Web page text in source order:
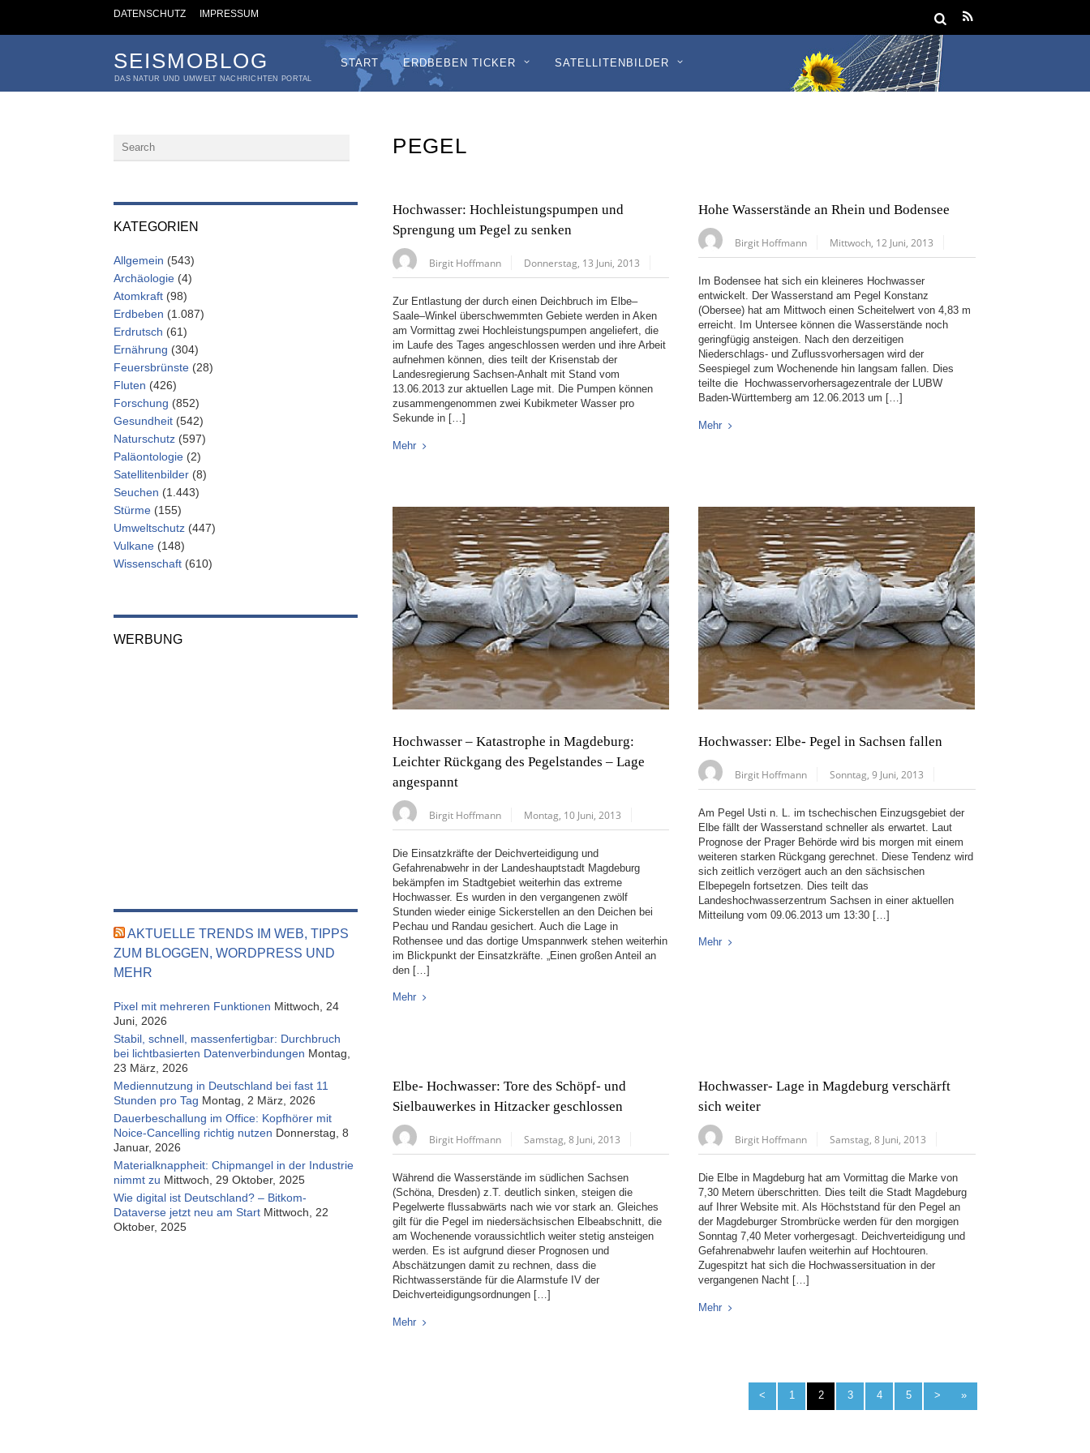
DATENSCHUTZ IMPRESSUM
SEISMOBLOG
DAS NATUR UND UMWELT NACHRICHTEN PORTAL
START ERDBEBEN TICKER SATELLITENBILDER
PEGEL
Hochwasser: Hochleistungspumpen und
Sprengung um Pegel zu senken
Birgit Hoffmann Donnerstag, 13 Juni, 2013
Zur Entlastung der durch einen Deichbruch im Elbe–
Saale–Winkel überschwemmten Gebiete werden in Aken
am Vormittag zwei Hochleistungspumpen angeliefert, die
im Laufe des Tages angeschlossen werden und ihre Arbeit
aufnehmen können, dies teilt der Krisenstab der
Landesregierung Sachsen-Anhalt mit Stand vom
13.06.2013 zur aktuellen Lage mit. Die Pumpen können
zusammengenommen zwei Kubikmeter Wasser pro
Sekunde in […]
Mehr
Hohe Wasserstände an Rhein und Bodensee
Birgit Hoffmann Mittwoch, 12 Juni, 2013
Im Bodensee hat sich ein kleineres Hochwasser
entwickelt. Der Wasserstand am Pegel Konstanz
(Obersee) hat am Mittwoch einen Scheitelwert von 4,83 m
erreicht. Im Untersee können die Wasserstände noch
geringfügig ansteigen. Nach den derzeitigen
Niederschlags- und Zuflussvorhersagen wird der
Seespiegel zum Wochenende hin langsam fallen. Dies
teilte die Hochwasservorhersagezentrale der LUBW
Baden-Württemberg am 12.06.2013 um […]
Mehr
Hochwasser – Katastrophe in Magdeburg:
Leichter Rückgang des Pegelstandes – Lage
angespannt
Birgit Hoffmann Montag, 10 Juni, 2013
Die Einsatzkräfte der Deichverteidigung und
Gefahrenabwehr in der Landeshauptstadt Magdeburg
bekämpfen im Stadtgebiet weiterhin das extreme
Hochwasser. Es wurden in den vergangenen zwölf
Stunden wieder einige Sickerstellen an den Deichen bei
Pechau und Randau gesichert. Auch die Lage in
Rothensee und das dortige Umspannwerk stehen weiterhin
im Blickpunkt der Einsatzkräfte. „Einen großen Anteil an
den […]
Mehr
Hochwasser: Elbe- Pegel in Sachsen fallen
Birgit Hoffmann Sonntag, 9 Juni, 2013
Am Pegel Usti n. L. im tschechischen Einzugsgebiet der
Elbe fällt der Wasserstand schneller als erwartet. Laut
Prognose der Prager Behörde wird bis morgen mit einem
weiteren starken Rückgang gerechnet. Diese Tendenz wird
sich zeitlich verzögert auch an den sächsischen
Elbepegeln fortsetzen. Dies teilt das
Landeshochwasserzentrum Sachsen in einer aktuellen
Mitteilung vom 09.06.2013 um 13:30 […]
Mehr
Elbe- Hochwasser: Tore des Schöpf- und
Sielbauwerkes in Hitzacker geschlossen
Birgit Hoffmann Samstag, 8 Juni, 2013
Während die Wasserstände im südlichen Sachsen
(Schöna, Dresden) z.T. deutlich sinken, steigen die
Pegelwerte flussabwärts nach wie vor stark an. Gleiches
gilt für die Pegel im niedersächsischen Elbeabschnitt, die
am Wochenende voraussichtlich weiter stetig ansteigen
werden. Es ist aufgrund dieser Prognosen und
Abschätzungen damit zu rechnen, dass die
Richtwasserstände für die Alarmstufe IV der
Deichverteidigungsordnungen […]
Mehr
Hochwasser- Lage in Magdeburg verschärft
sich weiter
Birgit Hoffmann Samstag, 8 Juni, 2013
Die Elbe in Magdeburg hat am Vormittag die Marke von
7,30 Metern überschritten. Dies teilt die Stadt Magdeburg
auf Ihrer Website mit. Als Höchststand für den Pegel an
der Magdeburger Strombrücke werden für den morgigen
Sonntag 7,40 Meter vorhergesagt. Deichverteidigung und
Gefahrenabwehr laufen weiterhin auf Hochtouren.
Zugespitzt hat sich die Hochwassersituation in der
vergangenen Nacht […]
Mehr
< 1 2 3 4 5 > »
KATEGORIEN
Allgemein (543)
Archäologie (4)
Atomkraft (98)
Erdbeben (1.087)
Erdrutsch (61)
Ernährung (304)
Feuersbrünste (28)
Fluten (426)
Forschung (852)
Gesundheit (542)
Naturschutz (597)
Paläontologie (2)
Satellitenbilder (8)
Seuchen (1.443)
Stürme (155)
Umweltschutz (447)
Vulkane (148)
Wissenschaft (610)
WERBUNG
AKTUELLE TRENDS IM WEB, TIPPS
ZUM BLOGGEN, WORDPRESS UND
MEHR
Pixel mit mehreren Funktionen Mittwoch, 24
Juni, 2026
Stabil, schnell, massenfertigbar: Durchbruch
bei lichtbasierten Datenverbindungen Montag,
23 März, 2026
Mediennutzung in Deutschland bei fast 11
Stunden pro Tag Montag, 2 März, 2026
Dauerbeschallung im Office: Kopfhörer mit
Noice-Cancelling richtig nutzen Donnerstag, 8
Januar, 2026
Materialknappheit: Chipmangel in der Industrie
nimmt zu Mittwoch, 29 Oktober, 2025
Wie digital ist Deutschland? – Bitkom-
Dataverse jetzt neu am Start Mittwoch, 22
Oktober, 2025